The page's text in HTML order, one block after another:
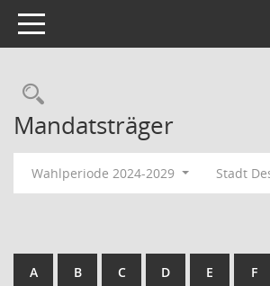
Toggle navigation
Rechercheauswahl
Mandatsträger
Wahlperiode 2024-2029 Stadt
A B C D E F